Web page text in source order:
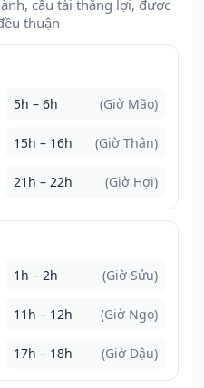
cầu tài thắng lợi, được
thuận
5h – 6h (Giờ Mão)
15h – 16h (Giờ Thân)
21h – 22h (Giờ Hợi)
1h – 2h (Giờ Sửu)
11h – 12h (Giờ Ngọ)
17h – 18h (Giờ Dậu)